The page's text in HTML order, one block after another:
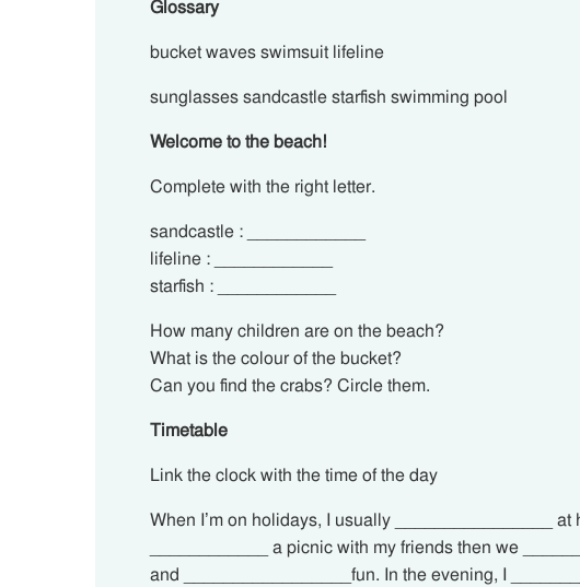
Glossary
bucket waves swimsuit lifeline
sunglasses sandcastle starfish swimming pool
Welcome to the beach!
Complete with the right letter.
sandcastle : ____________
lifeline : ____________
starfish : ____________
How many children are on the beach?
What is the colour of the bucket?
Can you find the crabs? Circle them.
Timetable
Link the clock with the time of the day
When I’m on holidays, I usually ________________ at
____________ a picnic with my friends then we
and _________________fun. In the evening, I